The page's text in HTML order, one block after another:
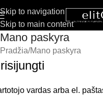
Skip to navigation
Skip to main content
Mano paskyra
Pradžia Mano paskyra
vardas arba el.